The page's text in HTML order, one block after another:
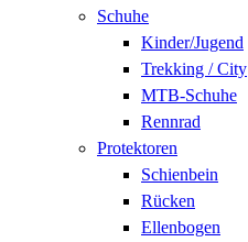
Schuhe
Kinder/Jugend
Trekking / City
MTB-Schuhe
Rennrad
Protektoren
Schienbein
Rücken
Ellenbogen